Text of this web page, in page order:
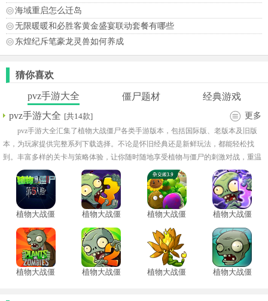
海域重启怎么迁岛
无限暖暖和必胜客黄金盛宴联动套餐有哪些
东煌纪斥笔豪龙灵兽如何养成
猜你喜欢
pvz手游大全 僵尸题材
经典游戏
pvz手游大全 [共14款] 更多
pvz手游大全汇集了植物大战僵尸各类手游版本，包括国际版、老版本及旧版
本，为玩家提供完整系列下载选择。不论是怀旧经典还是新鲜玩法，都能轻松找
到。丰富多样的关卡与策略体验，让你随时随地享受植物与僵尸的刺激对战，重温
或探索pvz的无限乐趣。
植物大战僵
版
植物大战僵
植物大战僵
植物大战僵
植物大战僵
植物大战僵
植物大战僵
植物大战僵